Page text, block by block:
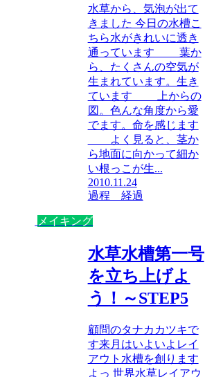
水草から、気泡が出て
きました 今日の水槽こ
ちら水がきれいに透き
通っています 葉か
ら、たくさんの空気が
生まれています。生き
ています 上からの
図。色んな角度から愛
でます。命を感じます
よく見ると、茎か
ら地面に向かって細か
い根っこが生...
2010.11.24
過程 経過
メイキング
水草水槽第一号
を立ち上げよ
う！～STEP5
顧問のタナカカツキで
す来月はいよいよレイ
アウト水槽を創ります
よっ 世界水草レイアウ